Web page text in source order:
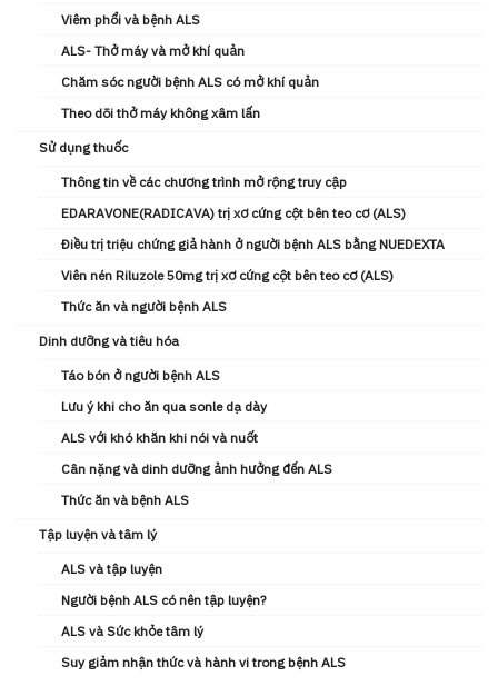
Viêm phổi và bệnh ALS
ALS- Thở máy và mở khí quản
Chăm sóc người bệnh ALS có mở khí quản
Theo dõi thở máy không xâm lấn
Sử dụng thuốc
Thông tin về các chương trình mở rộng truy cập
EDARAVONE(RADICAVA) trị xơ cứng cột bên teo cơ (ALS)
Điều trị triệu chứng giả hành ở người bệnh ALS bằng NUEDEXTA
Viên nén Riluzole 50mg trị xơ cứng cột bên teo cơ (ALS)
Thức ăn và người bệnh ALS
Dinh dưỡng và tiêu hóa
Táo bón ở người bệnh ALS
Lưu ý khi cho ăn qua sonle dạ dày
ALS với khó khăn khi nói và nuốt
Cân nặng và dinh dưỡng ảnh hưởng đến ALS
Thức ăn và bệnh ALS
Tập luyện và tâm lý
ALS và tập luyện
Người bệnh ALS có nên tập luyện?
ALS và Sức khỏe tâm lý
Suy giảm nhận thức và hành vi trong bệnh ALS